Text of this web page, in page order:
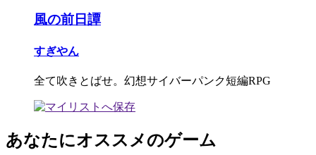
風の前日譚
すぎやん
全て吹きとばせ。幻想サイバーパンク短編RPG
あなたにオススメのゲーム